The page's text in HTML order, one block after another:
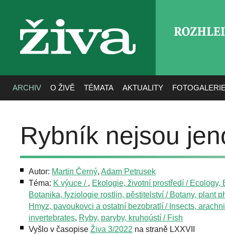
živa
ARCHIV O ŽIVĚ TÉMATA AKTUALITY
Rybník nejsou
Autor: Martin Černý, Adam Petrusek
Téma: K výuce / , Ekologie, životní prostředí / Ecology,
Botanika, fyziologie rostlin, pěstitelství / Botany, plant
Hmyz, pavoukovci a ostatní bezobratlí / Insects,
invertebrates, Ryby, paryby, kruhoústí / Fish
Vyšlo v časopise Živa 3/2022 na straně LXXVII